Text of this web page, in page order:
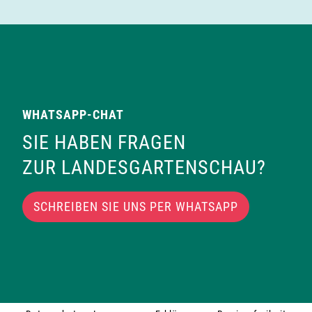
WHATSAPP-CHAT
SIE HABEN FRAGEN
ZUR LANDESGARTENSCHAU?
SCHREIBEN SIE UNS PER WHATSAPP